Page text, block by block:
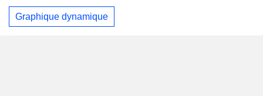
Graphique dynamique